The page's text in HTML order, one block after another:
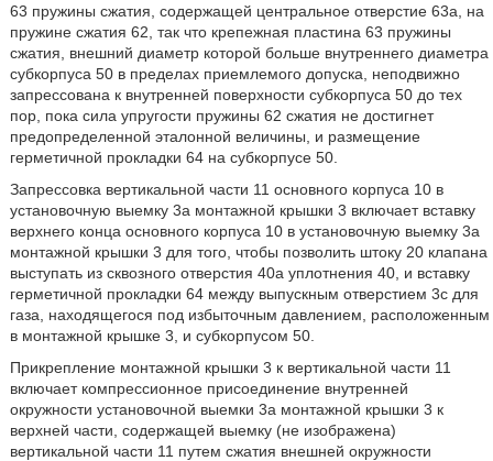
63 пружины сжатия, содержащей центральное отверстие 63а, на
пружине сжатия 62, так что крепежная пластина 63 пружины
сжатия, внешний диаметр которой больше внутреннего диаметра
субкорпуса 50 в пределах приемлемого допуска, неподвижно
запрессована к внутренней поверхности субкорпуса 50 до тех
пор, пока сила упругости пружины 62 сжатия не достигнет
предопределенной эталонной величины, и размещение
герметичной прокладки 64 на субкорпусе 50.
Запрессовка вертикальной части 11 основного корпуса 10 в
установочную выемку 3а монтажной крышки 3 включает вставку
верхнего конца основного корпуса 10 в установочную выемку 3а
монтажной крышки 3 для того, чтобы позволить штоку 20 клапана
выступать из сквозного отверстия 40а уплотнения 40, и вставку
герметичной прокладки 64 между выпускным отверстием 3с для
газа, находящегося под избыточным давлением, расположенным
в монтажной крышке 3, и субкорпусом 50.
Прикрепление монтажной крышки 3 к вертикальной части 11
включает компрессионное присоединение внутренней
окружности установочной выемки 3а монтажной крышки 3 к
верхней части, содержащей выемку (не изображена)
вертикальной части 11 путем сжатия внешней окружности